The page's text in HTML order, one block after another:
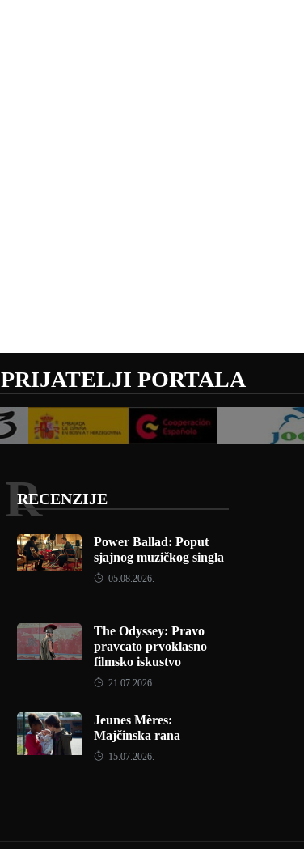
PRIJATELJI PORTALA
RECENZIJE
R
Power Ballad: Poput
sjajnog muzičkog singla
05.08.2026.
The Odyssey: Pravo
pravcato prvoklasno
filmsko iskustvo
21.07.2026.
Jeunes Mères:
Majčinska rana
15.07.2026.